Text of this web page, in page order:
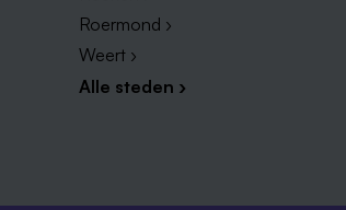
Roermond ›
Weert ›
Alle steden ›